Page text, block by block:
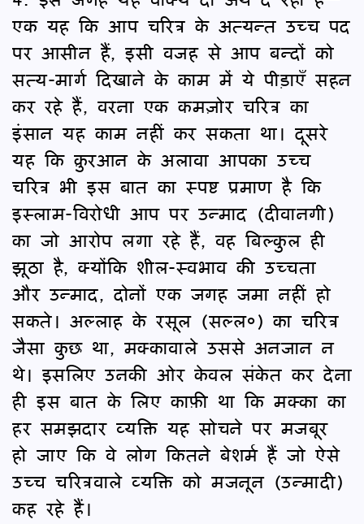
एक यह कि आप चरित्र के अत्यन्त उच्च पद
पर आसीन हैं, इसी वजह से आप बन्दों को
सत्य-मार्ग दिखाने के काम में ये पीड़ाएँ सहन
कर रहे हैं, वरना एक कमज़ोर चरित्र का
इंसान यह काम नहीं कर सकता था। दूसरे
यह कि क़ुरआन के अलावा आपका उच्च
चरित्र भी इस बात का स्पष्ट प्रमाण है कि
इस्लाम-विरोधी आप पर उन्माद (दीवानगी)
का जो आरोप लगा रहे हैं, वह बिल्कुल ही
झूठा है, क्योंकि शील-स्वभाव की उच्चता
और उन्माद, दोनों एक जगह जमा नहीं हो
सकते। अल्लाह के रसूल (सल्ल०) का चरित्र
जैसा कुछ था, मक्कावाले उससे अनजान न
थे। इसलिए उनकी ओर केवल संकेत कर देना
ही इस बात के लिए काफ़ी था कि मक्का का
हर समझदार व्यक्ति यह सोचने पर मजबूर
हो जाए कि वे लोग कितने बेशर्म हैं जो ऐसे
उच्च चरित्रवाले व्यक्ति को मजनून (उन्मादी)
कह रहे हैं।